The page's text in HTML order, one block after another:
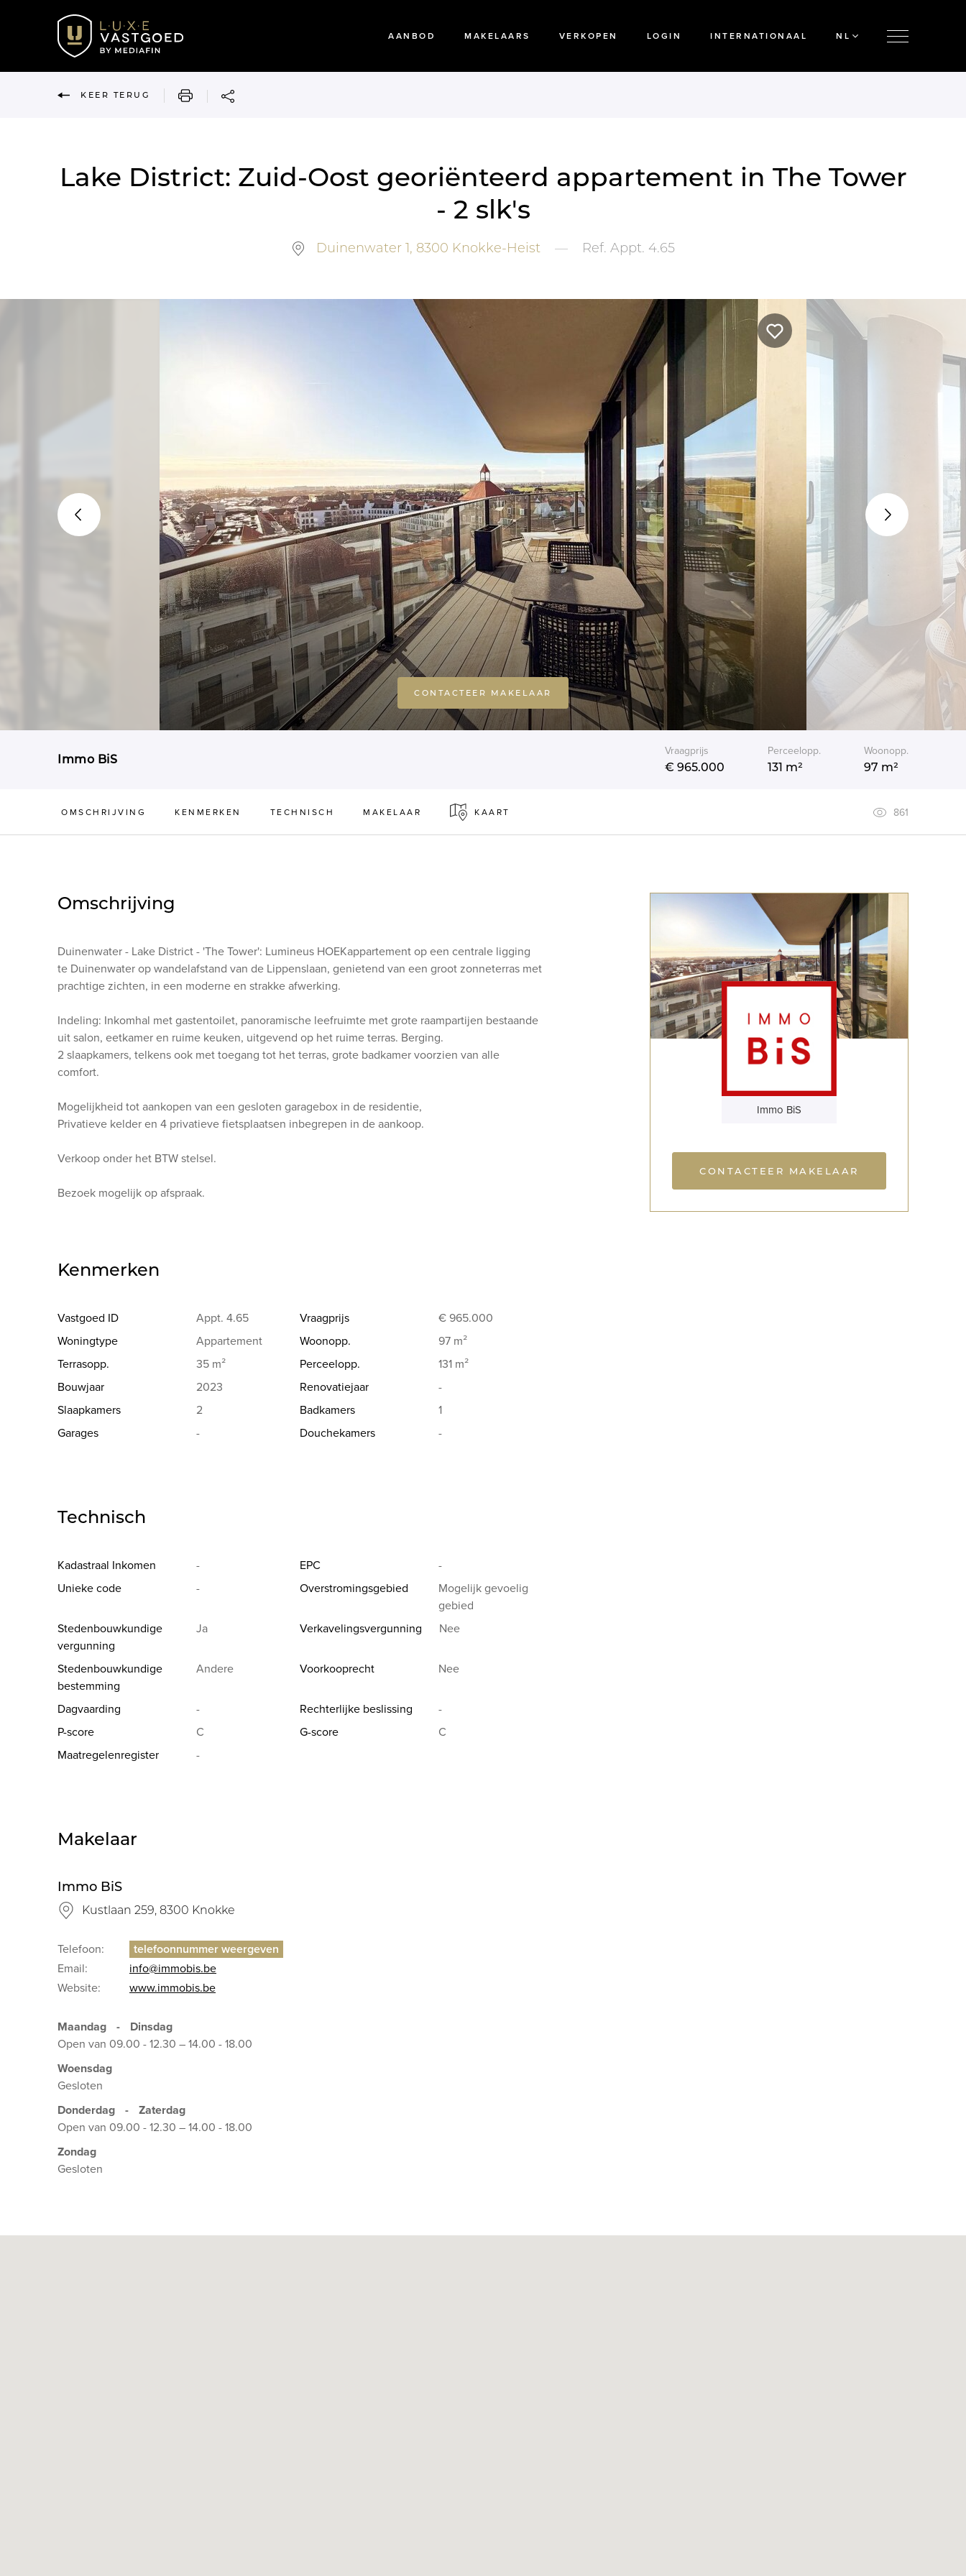
AANBOD MAKELAARS VERKOPEN LOGIN INTERNATIONAAL NL
KEER TERUG AFDRUKKEN
Lake District: Zuid-Oost georiënteerd appartement in The Tower
- 2 slk's
Duinenwater 1, 8300 Knokke-Heist — Ref. Appt. 4.65
CONTACTEER MAKELAAR
Immo BiS
Vraagprijs
€ 965.000
Perceelopp.
131 m²
Woonopp.
97 m²
OMSCHRIJVING KENMERKEN TECHNISCH MAKELAAR KAART 861
Omschrijving
Duinenwater - Lake District - 'The Tower': Lumineus HOEKappartement op een centrale ligging
te Duinenwater op wandelafstand van de Lippenslaan, genietend van een groot zonneterras met
prachtige zichten, in een moderne en strakke afwerking.
Indeling: Inkomhal met gastentoilet, panoramische leefruimte met grote raampartijen bestaande
uit salon, eetkamer en ruime keuken, uitgevend op het ruime terras. Berging.
2 slaapkamers, telkens ook met toegang tot het terras, grote badkamer voorzien van alle
comfort.
Mogelijkheid tot aankopen van een gesloten garagebox in de residentie,
Privatieve kelder en 4 privatieve fietsplaatsen inbegrepen in de aankoop.
Verkoop onder het BTW stelsel.
Bezoek mogelijk op afspraak.
Kenmerken
Vastgoed ID Appt. 4.65 Vraagprijs
€ 965.000
Woningtype
Appartement Woonopp.
97 m²
Terrasopp.
35 m² Perceelopp.
131 m²
Bouwjaar
2023 Renovatiejaar
-
Slaapkamers
2 Badkamers
1
Garages
- Douchekamers -
Technisch
Kadastraal Inkomen - EPC
-
Unieke code
- Overstromingsgebied
Mogelijk gevoelig
gebied
Stedenbouwkundige
vergunning
Ja Verkavelingsvergunning Nee
Stedenbouwkundige
bestemming
Andere Voorkooprecht Nee
Dagvaarding - Rechterlijke beslissing
-
P-score
C G-score
C
Maatregelenregister
-
Makelaar
Immo BiS
Kustlaan 259, 8300 Knokke
Telefoon:
Email:
info@immobis.be
Website:
www.immobis.be
Maandag -
Dinsdag
Open van 09.00 - 12.30 – 14.00 - 18.00
Woensdag
Gesloten
Donderdag
-
Zaterdag
Open van 09.00 - 12.30 – 14.00 - 18.00
Zondag
Gesloten
Immo BiS
CONTACTEER MAKELAAR